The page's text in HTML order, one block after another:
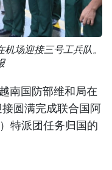
场迎接三号工兵队。
南国防部维和局在
圆满完成联合国阿
特派团任务归国的